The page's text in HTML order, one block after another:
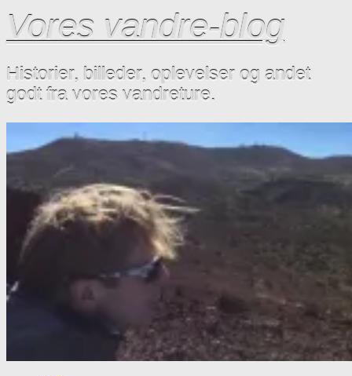
Vores vandre-blog
Historier, billeder, oplevelser og andet
godt fra vores vandreture.